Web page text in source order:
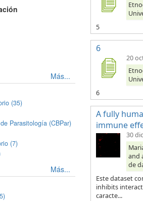
Más...
(35)
Parasitología (CBPar)
(7)
Más...
5
6
20
6
A fully
immune
30
and
de
Este dataset
inhibits
caracte...